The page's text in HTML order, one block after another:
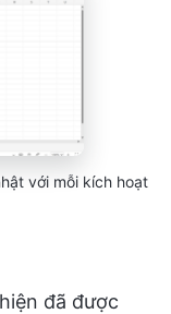
với mỗi kích hoạt
đã được